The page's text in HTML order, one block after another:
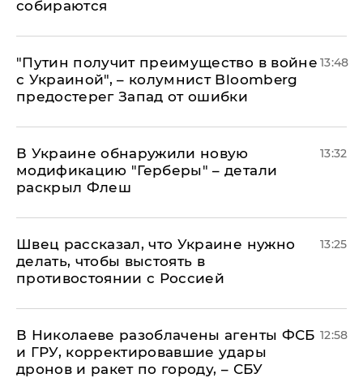
собираются
"Путин получит преимущество в войне
с Украиной", – колумнист Bloomberg
предостерег Запад от ошибки
13:48
В Украине обнаружили новую
модификацию "Герберы" – детали
раскрыл Флеш
13:32
Швец рассказал, что Украине нужно
делать, чтобы выстоять в
противостоянии с Россией
13:25
В Николаеве разоблачены агенты ФСБ
и ГРУ, корректировавшие удары
дронов и ракет по городу, – СБУ
12:58